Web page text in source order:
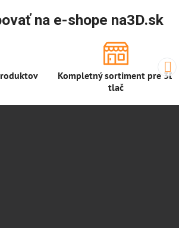
na e-shope na3D.sk
Kompletný sortiment pre 3D
tlač